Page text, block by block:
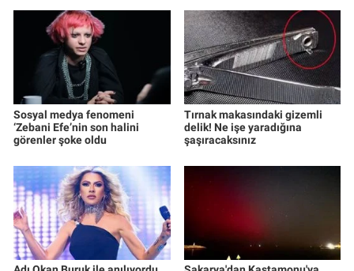
Sosyal medya fenomeni
‘Zebani Efe’nin son halini
görenler şoke oldu
Tırnak makasındaki gizemli
delik! Ne işe yaradığına
şaşıracaksınız